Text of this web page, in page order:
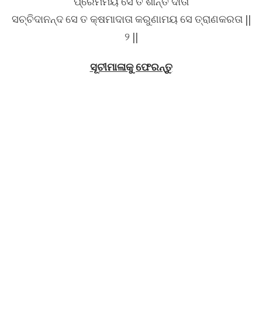
ସଚ୍ଚିଦାନନ୍ଦ ସେ ତ କ୍ଷମାଦାତା କରୁଣାମୟ ସେ ତ୍ରାଣକରତା ||
୨ ||
ସୂଚୀମାଳାକୁ ଫେରନ୍ତୁ